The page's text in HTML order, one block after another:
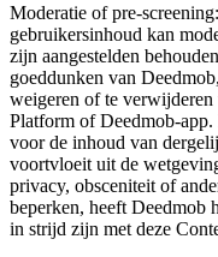
Moderatie of pre-
gebruikersinhoud kan
zijn aangestelden
goeddunken van
weigeren of te
Platform of Deedmob-
voor de inhoud van
voortvloeit uit de
privacy, obsceniteit of
beperken, heeft Deedmob
in strijd zijn met deze